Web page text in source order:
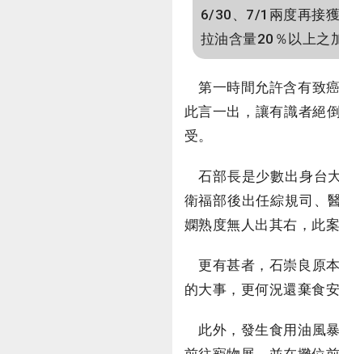
6/30、7/1兩度再接
拉油含量20％以上之
第一時間允許含有致
此言一出，讓有識者絕
受。
石部長是少數出身台
衛福部後出任綜規司、
嫻熟度無人出其右，此
更有甚者，石崇良原
的大事，更何況還棄食
此外，發生食用油風